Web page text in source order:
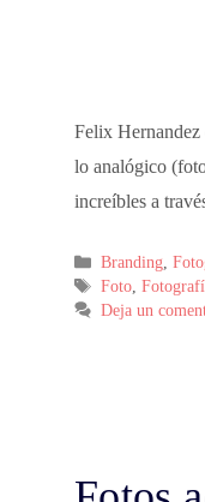
Felix Hernandez
lo analógico
increíbles a
Branding,
Foto,
Deja un